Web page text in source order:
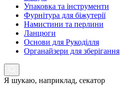
Упаковка та інструменти
Фурнітура для біжутерії
Намистини та перлини
Ланцюги
Основи для Рукоділля
Органайзери для зберігання
Я шукаю, наприклад, секатор